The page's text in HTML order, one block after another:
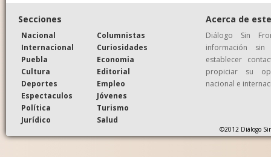
Secciones
Nacional
Internacional
Puebla
Cultura
Deportes
Espectaculos
Política
Jurídico
Columnistas
Curiosidades
Economia
Editorial
Empleo
Jóvenes
Turismo
Salud
Acerca de
Diálogo Sin
información sin
establecer
propiciar su
nacional e
©2012 Diálogo